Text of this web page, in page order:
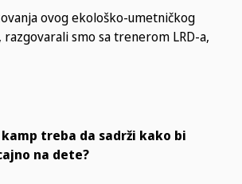
ovog ekološko-umetničkog
razgovarali smo sa trenerom LRD-a,
treba da sadrži kako bi
na dete?